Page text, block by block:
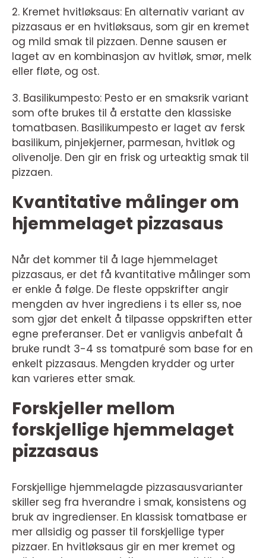
2. Kremet hvitløksaus: En alternativ variant av
pizzasaus er en hvitløksaus, som gir en kremet
og mild smak til pizzaen. Denne sausen er
laget av en kombinasjon av hvitløk, smør, melk
eller fløte, og ost.
3. Basilikumpesto: Pesto er en smaksrik variant
som ofte brukes til å erstatte den klassiske
tomatbasen. Basilikumpesto er laget av fersk
basilikum, pinjekjerner, parmesan, hvitløk og
olivenolje. Den gir en frisk og urteaktig smak til
pizzaen.
Kvantitative målinger om
hjemmelaget pizzasaus
Når det kommer til å lage hjemmelaget
pizzasaus, er det få kvantitative målinger som
er enkle å følge. De fleste oppskrifter angir
mengden av hver ingrediens i ts eller ss, noe
som gjør det enkelt å tilpasse oppskriften etter
egne preferanser. Det er vanligvis anbefalt å
bruke rundt 3-4 ss tomatpuré som base for en
enkelt pizzasaus. Mengden krydder og urter
kan varieres etter smak.
Forskjeller mellom
forskjellige hjemmelaget
pizzasaus
Forskjellige hjemmelagde pizzasausvarianter
skiller seg fra hverandre i smak, konsistens og
bruk av ingredienser. En klassisk tomatbase er
mer allsidig og passer til forskjellige typer
pizzaer. En hvitløksaus gir en mer kremet og